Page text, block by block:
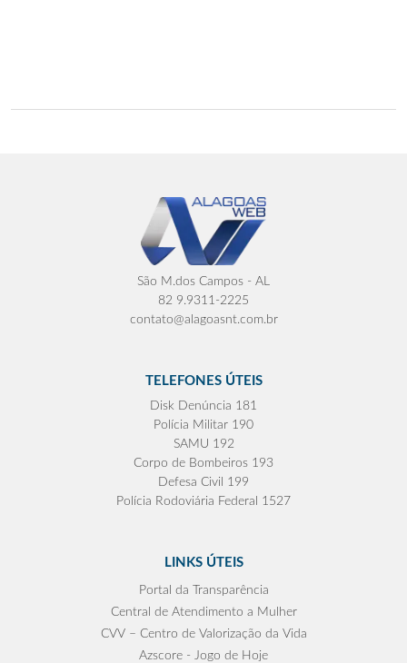
São M.dos Campos - AL
82 9.9311-2225
contato@alagoasnt.com.br
TELEFONES ÚTEIS
Disk Denúncia 181
Polícia Militar 190
SAMU 192
Corpo de Bombeiros 193
Defesa Civil 199
Polícia Rodoviária Federal 1527
LINKS ÚTEIS
Portal da Transparência
Central de Atendimento a Mulher
CVV – Centro de Valorização da Vida
Azscore - Jogo de Hoje